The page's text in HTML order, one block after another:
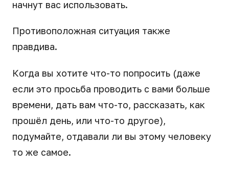
начнут вас использовать.
Противоположная ситуация также
правдива.
Когда вы хотите что-то попросить (даже
если это просьба проводить с вами больше
времени, дать вам что-то, рассказать, как
прошёл день, или что-то другое),
подумайте, отдавали ли вы этому человеку
то же самое.